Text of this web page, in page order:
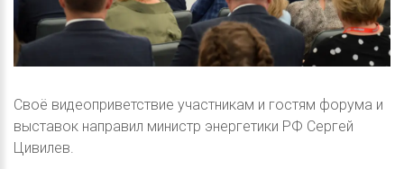
Своё видеоприветствие участникам и гостям форума и
выставок направил министр энергетики РФ Сергей
Цивилев.